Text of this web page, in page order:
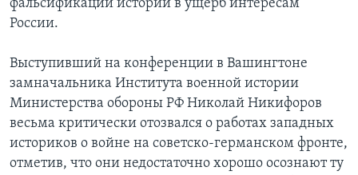
фальсификации истории в ущерб интересам
России.
Выступивший на конференции в Вашингтоне
замначальника Института военной истории
Министерства обороны РФ Николай Никифоров
весьма критически отозвался о работах западных
историков о войне на советско-германском фронте,
отметив, что они недостаточно хорошо осознают ту